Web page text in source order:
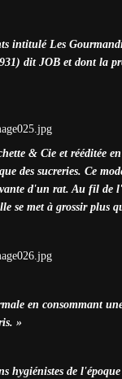
intitulé Les
dit JOB et dont la
& Cie et rééditée
des sucreries. Ce
d'un rat. Au fil de
se met à grossir plus
en consommant
»
hygiénistes de